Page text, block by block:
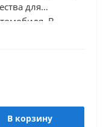
для
В
множество
В корзину